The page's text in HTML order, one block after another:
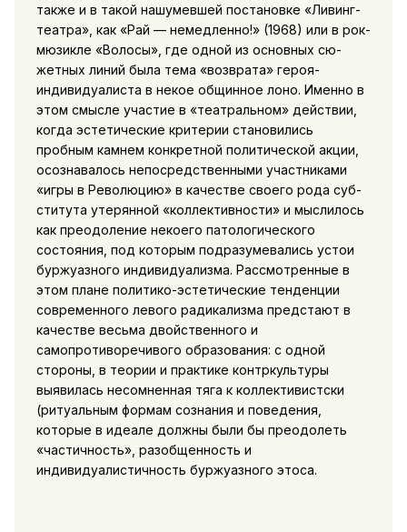
также и в такой нашу­мевшей постановке «Ливинг-
театра», как «Рай — немедленно!» (1968) или в рок-
мюзикле «Волосы», где одной из основных сю­
жетных линий была тема «возврата» героя-
индивидуалиста в некое общинное лоно. Именно в
этом смысле участие в «театральном» действии,
когда эстетические критерии становились
пробным камнем кон­кретной политической акции,
осознавалось непосредственными участниками
«игры в Революцию» в качестве своего рода суб­
ститута утерянной «коллективности» и мыслилось
как преодо­ление некоего патологического
состояния, под которым подразу­мевались устои
буржуазного индивидуализма. Рассмотренные в
этом плане политико-эстетические тенденции
современного ле­вого радикализма предстают в
качестве весьма двойственного и
самопротиворечивого образования: с одной
стороны, в теории и практике контркультуры
выявилась несомненная тяга к коллек­тивистски
(ритуальным формам сознания и поведения,
которые в идеале должны были бы преодолеть
«частичность», разобщен­ность и
индивидуалистичность буржуазного этоса.